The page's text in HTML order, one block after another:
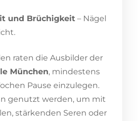
und Brüchigkeit – Nägel
raten die Ausbilder der
München, mindestens
Pause einzulegen.
genutzt werden, um mit
stärkenden Seren oder